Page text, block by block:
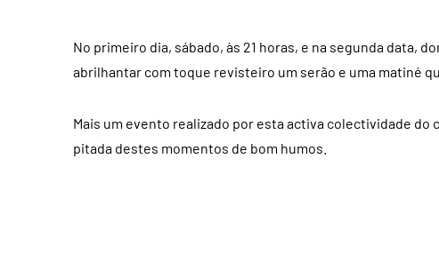
No primeiro dia, sábado, às 21 horas, e na segunda data,
abrilhantar com toque revisteiro um serão e uma matiné
Mais um evento realizado por esta activa colectividade do
pitada destes momentos de bom humos.